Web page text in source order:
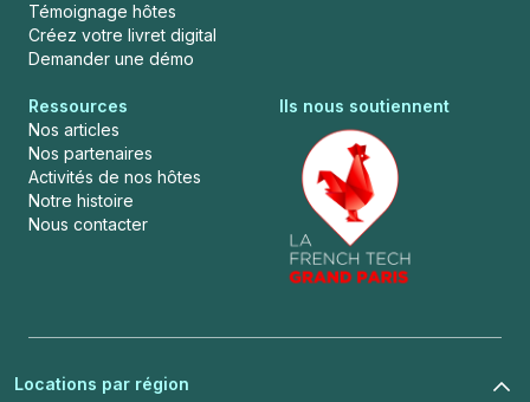
Témoignage hôtes
Créez votre livret digital
Demander une démo
Ressources
Nos articles
Nos partenaires
Activités de nos hôtes
Notre histoire
Nous contacter
Ils nous soutiennent
Locations par région